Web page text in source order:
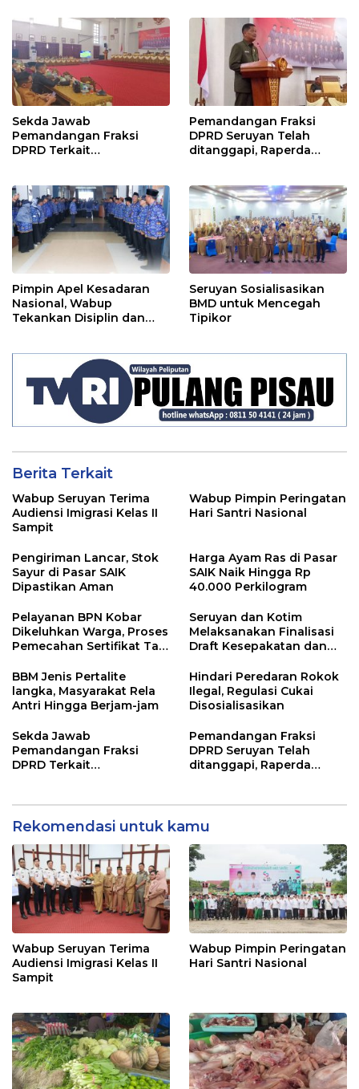
Sekda Jawab
Pemandangan Fraksi
DPRD Terkait
2024
Pemandangan Fraksi
DPRD Seruyan Telah
ditanggapi, Raperda
Pimpin Apel Kesadaran
Nasional, Wabup
Tekankan Disiplin dan
Seruyan Sosialisasikan
BMD untuk Mencegah
Tipikor
Berita Terkait
Wabup Seruyan Terima
Audiensi Imigrasi Kelas II
Sampit
Wabup Pimpin Peringatan
Hari Santri Nasional
Pengiriman Lancar, Stok
Sayur di Pasar SAIK
Dipastikan Aman
Harga Ayam Ras di Pasar
SAIK Naik Hingga Rp
40.000 Perkilogram
Pelayanan BPN Kobar
Dikeluhkan Warga, Proses
Pemecahan Sertifikat Tak
Seruyan dan Kotim
Melaksanakan Finalisasi
Draft Kesepakatan dan
BBM Jenis Pertalite
langka, Masyarakat Rela
Antri Hingga Berjam-jam
Hindari Peredaran Rokok
Ilegal, Regulasi Cukai
Disosialisasikan
Sekda Jawab
Pemandangan Fraksi
DPRD Terkait
2024
Pemandangan Fraksi
DPRD Seruyan Telah
ditanggapi, Raperda
Rekomendasi untuk kamu
Wabup Seruyan Terima
Audiensi Imigrasi Kelas II
Sampit
Wabup Pimpin Peringatan
Hari Santri Nasional